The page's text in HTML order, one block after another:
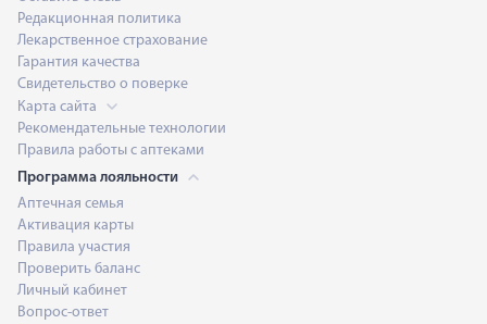
Редакционная политика
Лекарственное страхование
Гарантия качества
Свидетельство о поверке
Карта сайта
Рекомендательные технологии
Правила работы с аптеками
Программа лояльности
Аптечная семья
Активация карты
Правила участия
Проверить баланс
Личный кабинет
Вопрос-ответ